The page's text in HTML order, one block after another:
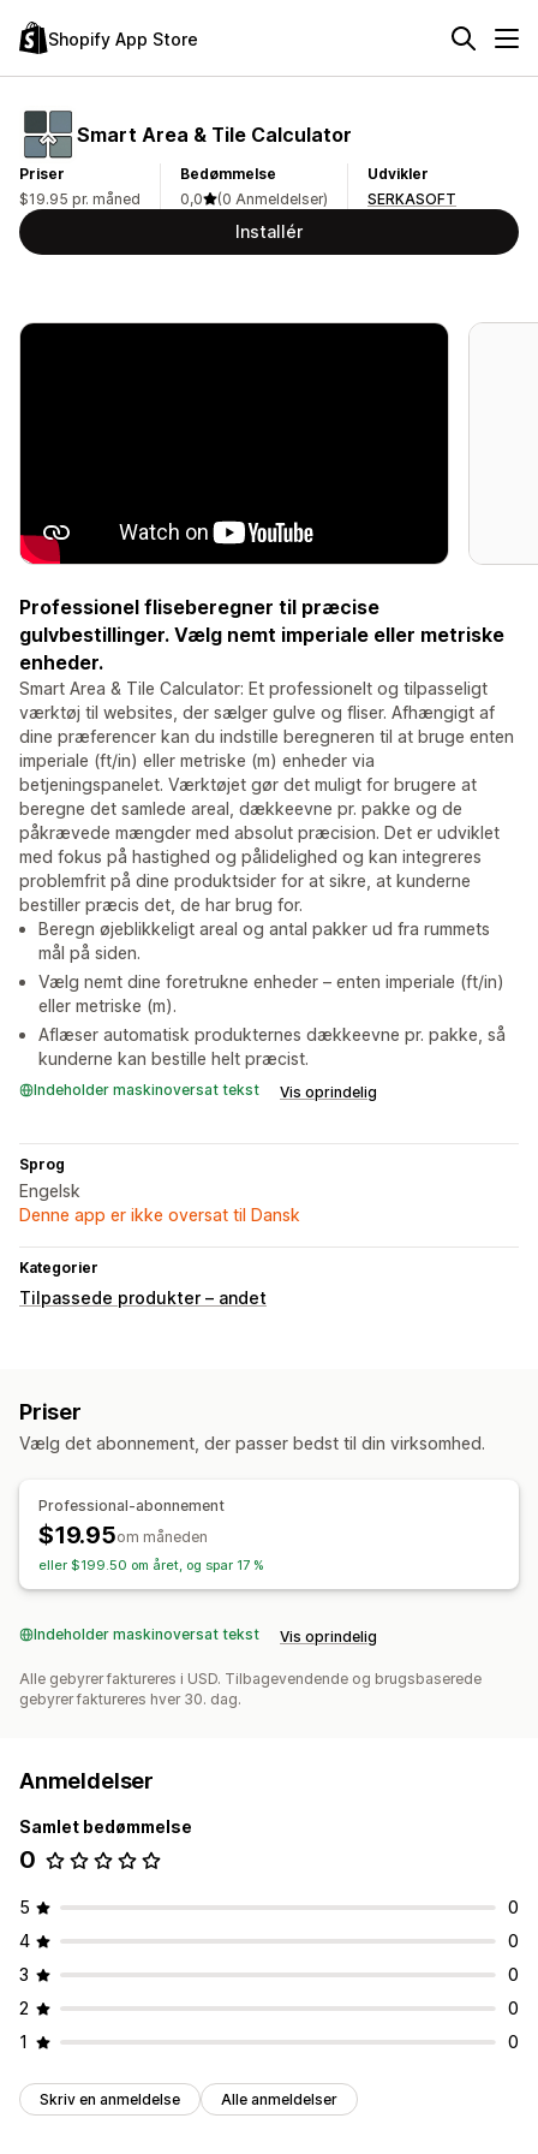
Shopify App Store
Smart Area & Tile Calculator
Priser
$19.95 pr. måned
Bedømmelse
0,0
(0 Anmeldelser)
Udvikler
SERKASOFT
Installér
Professionel fliseberegner til præcise
gulvbestillinger. Vælg nemt imperiale eller metriske
enheder.
Smart Area & Tile Calculator: Et professionelt og tilpasseligt
værktøj til websites, der sælger gulve og fliser. Afhængigt af
dine præferencer kan du indstille beregneren til at bruge enten
imperiale (ft/in) eller metriske (m) enheder via
betjeningspanelet. Værktøjet gør det muligt for brugere at
beregne det samlede areal, dækkeevne pr. pakke og de
påkrævede mængder med absolut præcision. Det er udviklet
med fokus på hastighed og pålidelighed og kan integreres
problemfrit på dine produktsider for at sikre, at kunderne
bestiller præcis det, de har brug for.
Beregn øjeblikkeligt areal og antal pakker ud fra rummets
mål på siden.
Vælg nemt dine foretrukne enheder – enten imperiale (ft/in)
eller metriske (m).
Aflæser automatisk produkternes dækkeevne pr. pakke, så
kunderne kan bestille helt præcist.
Indeholder maskinoversat tekst Vis oprindelig
Sprog
Engelsk
Denne app er ikke oversat til Dansk
Kategorier
Tilpassede produkter – andet
Priser
Vælg det abonnement, der passer bedst til din virksomhed.
Professional-abonnement
$19.95om måneden
eller $199.50 om året, og spar 17 %
Indeholder maskinoversat tekst Vis oprindelig
Alle gebyrer faktureres i USD. Tilbagevendende og brugsbaserede
gebyrer faktureres hver 30. dag.
Anmeldelser
Samlet bedømmelse
0
5
0
4
0
3
0
2
0
1
0
Skriv en anmeldelse Alle anmeldelser